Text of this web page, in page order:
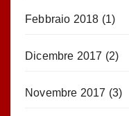
Febbraio 2018 (1)
Dicembre 2017 (2)
Novembre 2017 (3)